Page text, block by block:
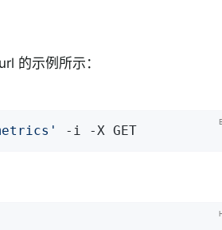
的示例所示：
-i -X GET